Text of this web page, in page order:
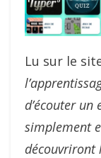
Lu sur le
d’écouter
simplement
découvriront